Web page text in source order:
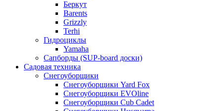
Беркут
Barents
Grizzly
Terhi
Гидроциклы
Yamaha
Сапборды (SUP-board доски)
Садовая техника
Снегоуборщики
Снегоуборщики Yard Fox
Снегоуборщики EVOline
Снегоуборщики Cub Cadet